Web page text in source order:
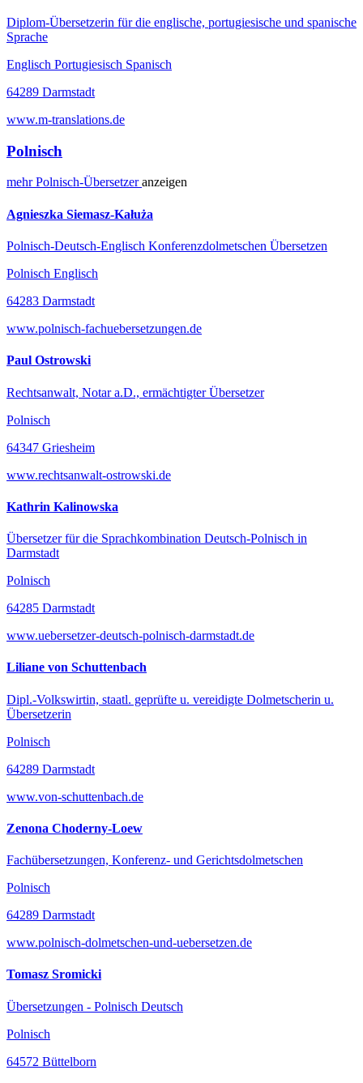
Diplom-Übersetzerin für die englische, portugiesische und spanische
Sprache
Englisch Portugiesisch Spanisch
64289 Darmstadt
www.m-translations.de
Polnisch
mehrPolnisch-Übersetzeranzeigen
Agnieszka Siemasz-Kałuża
Polnisch-Deutsch-Englisch Konferenzdolmetschen Übersetzen
Polnisch Englisch
64283 Darmstadt
www.polnisch-fachuebersetzungen.de
Paul Ostrowski
Rechtsanwalt, Notar a.D., ermächtigter Übersetzer
Polnisch
64347 Griesheim
www.rechtsanwalt-ostrowski.de
Kathrin Kalinowska
Übersetzer für die Sprachkombination Deutsch-Polnisch in
Darmstadt
Polnisch
64285 Darmstadt
www.uebersetzer-deutsch-polnisch-darmstadt.de
Liliane von Schuttenbach
Dipl.-Volkswirtin, staatl. geprüfte u. vereidigte Dolmetscherin u.
Übersetzerin
Polnisch
64289 Darmstadt
www.von-schuttenbach.de
Zenona Choderny-Loew
Fachübersetzungen, Konferenz- und Gerichtsdolmetschen
Polnisch
64289 Darmstadt
www.polnisch-dolmetschen-und-uebersetzen.de
Tomasz Sromicki
Übersetzungen - Polnisch Deutsch
Polnisch
64572 Büttelborn